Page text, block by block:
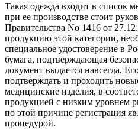
Такая одежда входит в список
при ее производстве стоит
Правительства No 1416 от
продукцию этой категории,
специальное удостоверение в
бумага, подтверждающая
документ выдается навсегда.
подтверждать и проходить
медицинские изделия, в
продукцией с низким уровнем
по этой причине регистрация
процедурой.